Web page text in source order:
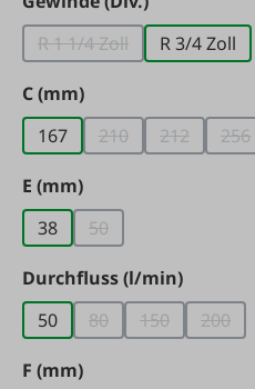
R 1 1/4 Zoll(Diese Option ist
R 3/4 Zoll
C (mm)auswählen
167
210(Diese Option ist
212(Diese256
E (mm)auswählen
38
50(Diese Option ist
Durchfluss (l/min)
50
80(Diese Option ist
150(Diese200
F (mm)auswählen